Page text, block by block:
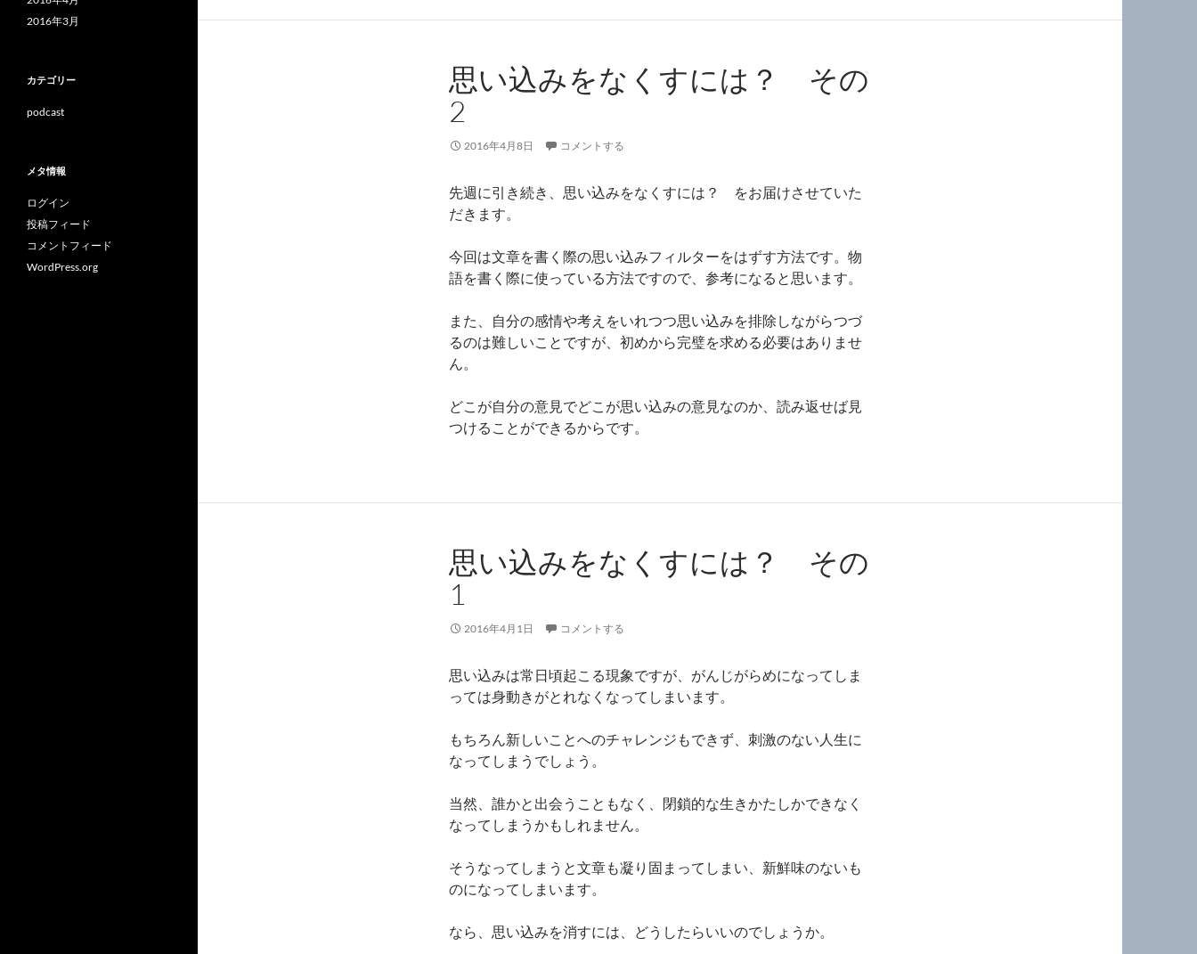
思い込みをなくすには？ その
2
2016年4月8日 コメントする
先週に引き続き、思い込みをなくすには？ をお届けさせていた
だきます。
今回は文章を書く際の思い込みフィルターをはずす方法です。物
語を書く際に使っている方法ですので、参考になると思います。
また、自分の感情や考えをいれつつ思い込みを排除しながらつづ
るのは難しいことですが、初めから完璧を求める必要はありませ
ん。
どこが自分の意見でどこが思い込みの意見なのか、読み返せば見
つけることができるからです。
思い込みをなくすには？ その
1
2016年4月1日 コメントする
思い込みは常日頃起こる現象ですが、がんじがらめになってしま
っては身動きがとれなくなってしまいます。
もちろん新しいことへのチャレンジもできず、刺激のない人生に
なってしまうでしょう。
当然、誰かと出会うこともなく、閉鎖的な生きかたしかできなく
なってしまうかもしれません。
そうなってしまうと文章も凝り固まってしまい、新鮮味のないも
のになってしまいます。
なら、思い込みを消すには、どうしたらいいのでしょうか。
2016年3月
カテゴリー
podcast
メタ情報
ログイン
投稿フィード
コメントフィード
WordPress.org